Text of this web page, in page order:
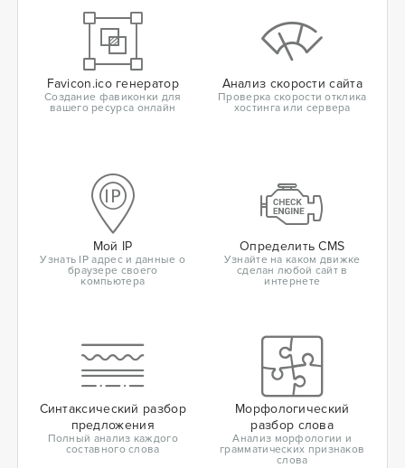
Favicon.ico генератор
Создание фавиконки для
вашего ресурса онлайн
Анализ скорости сайта
Проверка скорости отклика
хостинга или сервера
Мой IP
Узнать IP адрес и данные о
браузере своего
компьютера
Определить CMS
Узнайте на каком движке
сделан любой сайт в
интернете
Синтаксический разбор
предложения
Полный анализ каждого
составного слова
Морфологический
разбор слова
Анализ морфологии и
грамматических признаков
слова